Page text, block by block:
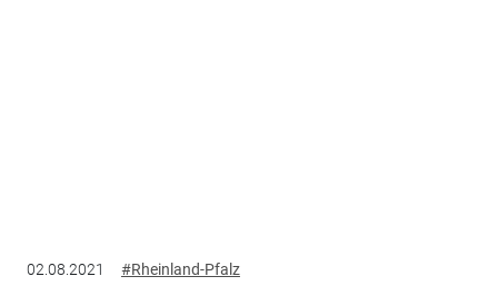
02.08.2021 #Rheinland-Pfalz